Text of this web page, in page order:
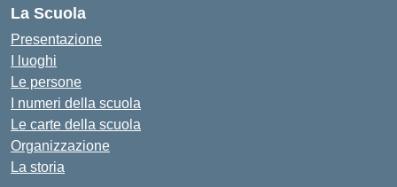
La Scuola
Presentazione
I luoghi
Le persone
I numeri della scuola
Le carte della scuola
Organizzazione
La storia